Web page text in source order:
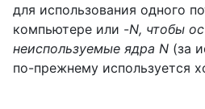
для использования одного
компьютере или -N, чтобы
неиспользуемые ядра N (за
по-прежнему используется